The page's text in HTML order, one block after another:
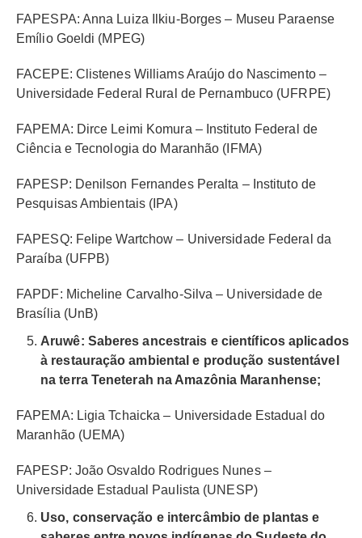
FAPESPA: Anna Luiza Ilkiu-Borges – Museu Paraense
Emílio Goeldi (MPEG)
FACEPE: Clistenes Williams Araújo do Nascimento –
Universidade Federal Rural de Pernambuco (UFRPE)
FAPEMA: Dirce Leimi Komura – Instituto Federal de
Ciência e Tecnologia do Maranhão (IFMA)
FAPESP: Denilson Fernandes Peralta – Instituto de
Pesquisas Ambientais (IPA)
FAPESQ: Felipe Wartchow – Universidade Federal da
Paraíba (UFPB)
FAPDF: Micheline Carvalho-Silva – Universidade de
Brasília (UnB)
Aruwê: Saberes ancestrais e científicos aplicados
à restauração ambiental e produção sustentável
na terra Teneterah na Amazônia Maranhense;
FAPEMA: Ligia Tchaicka – Universidade Estadual do
Maranhão (UEMA)
FAPESP: João Osvaldo Rodrigues Nunes –
Universidade Estadual Paulista (UNESP)
Uso, conservação e intercâmbio de plantas e